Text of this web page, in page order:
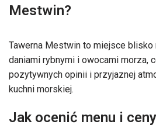
Mestwin?
Tawerna Mestwin to miejsce
daniami rybnymi i owocami morza,
pozytywnych opinii i przyjaznej
kuchni morskiej.
Jak ocenić menu i